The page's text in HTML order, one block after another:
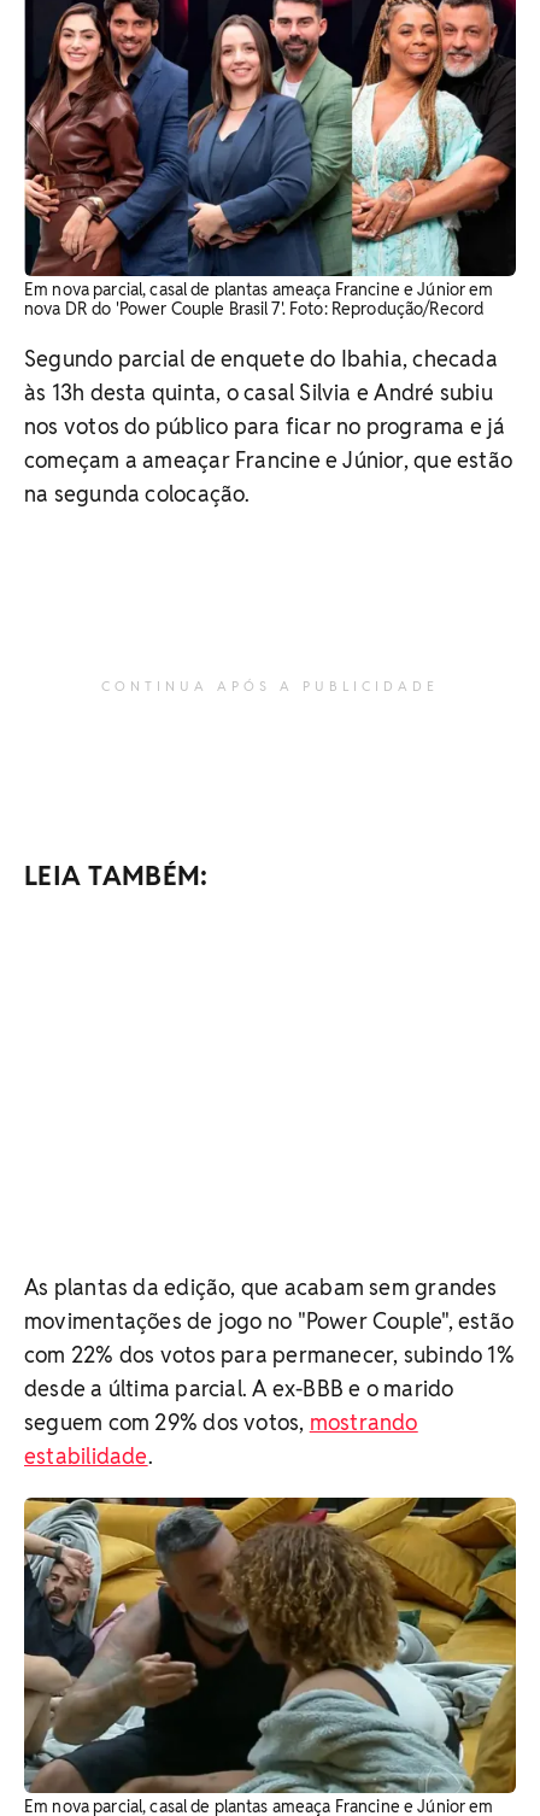
Em nova parcial, casal de plantas ameaça Francine e Júnior em
nova DR do 'Power Couple Brasil 7'. Foto: Reprodução/Record
Segundo parcial de enquete do Ibahia, checada
às 13h desta quinta, o casal Silvia e André subiu
nos votos do público para ficar no programa e já
começam a ameaçar Francine e Júnior, que estão
na segunda colocação.
CONTINUA APÓS A PUBLICIDADE
LEIA TAMBÉM:
As plantas da edição, que acabam sem grandes
movimentações de jogo no "Power Couple", estão
com 22% dos votos para permanecer, subindo 1%
desde a última parcial. A ex-BBB e o marido
seguem com 29% dos votos, mostrando
estabilidade.
Em nova parcial, casal de plantas ameaça Francine e Júnior em